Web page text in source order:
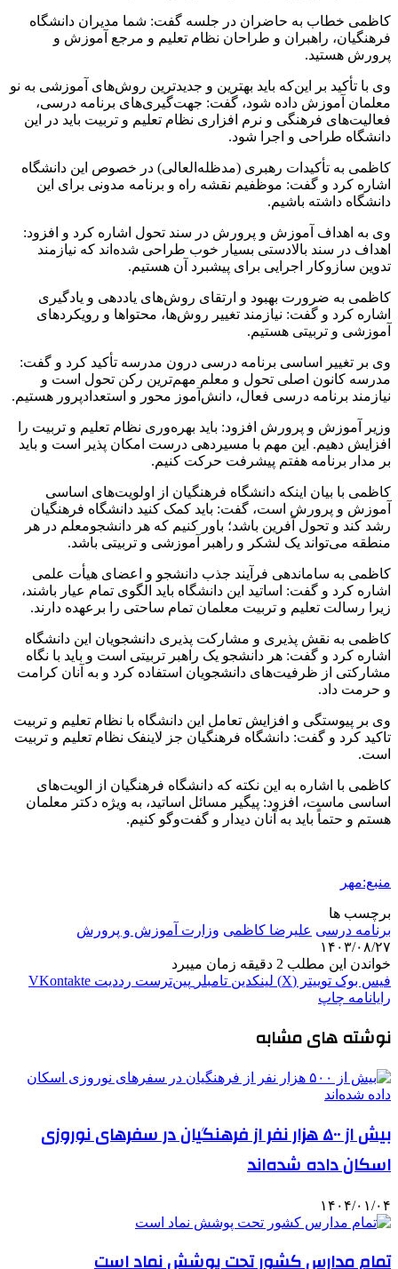
کاظمی خطاب به حاضران در جلسه گفت: شما مدیران دانشگاه
فرهنگیان، راهبران و طراحان نظام تعلیم و مرجع آموزش و
پرورش هستید.
وی با تأکید بر این‌که باید بهترین و جدیدترین روش‌های آموزشی به نو
معلمان آموزش داده شود، گفت: جهت‌گیری‌های برنامه درسی،
فعالیت‌های فرهنگی و نرم افزاری نظام تعلیم و تربیت باید در این
دانشگاه طراحی و اجرا شود.
کاظمی به تأکیدات رهبری (مدظله‌العالی) در خصوص این دانشگاه
اشاره کرد و گفت: موظفیم نقشه راه و برنامه مدونی برای این
دانشگاه داشته باشیم.
وی به اهداف آموزش و پرورش در سند تحول اشاره کرد و افزود:
اهداف در سند بالادستی بسیار خوب طراحی شده‌اند که نیازمند
تدوین سازوکار اجرایی برای پیشبرد آن هستیم.
کاظمی به ضرورت بهبود و ارتقای روش‌های یاددهی و یادگیری
اشاره کرد و گفت: نیازمند تغییر روش‌ها، محتواها و رویکردهای
آموزشی و تربیتی هستیم.
وی بر تغییر اساسی برنامه درسی درون مدرسه تأکید کرد و گفت:
مدرسه کانون اصلی تحول و معلم مهم‌ترین رکن تحول است و
نیازمند برنامه درسی فعال، دانش‌آموز محور و استعدادپرور هستیم.
وزیر آموزش و پرورش افزود: باید بهره‌وری نظام تعلیم و تربیت را
افزایش دهیم. این مهم با مسیردهی درست امکان پذیر است و باید
بر مدار برنامه هفتم پیشرفت حرکت کنیم.
کاظمی با بیان اینکه دانشگاه فرهنگیان از اولویت‌های اساسی
آموزش و پرورش است، گفت: باید کمک کنید دانشگاه فرهنگیان
رشد کند و تحول آفرین باشد؛ باور کنیم که هر دانشجومعلم در هر
منطقه می‌تواند یک لشکر و راهبر آموزشی و تربیتی باشد.
کاظمی به ساماندهی فرآیند جذب دانشجو و اعضای هیأت علمی
اشاره کرد و گفت: اساتید این دانشگاه باید الگوی تمام عیار باشند،
زیرا رسالت تعلیم و تربیت معلمان تمام ساحتی را برعهده دارند.
کاظمی به نقش پذیری و مشارکت پذیری دانشجویان این دانشگاه
اشاره کرد و گفت: هر دانشجو یک راهبر تربیتی است و باید با نگاه
مشارکتی از ظرفیت‌های دانشجویان استفاده کرد و به آنان کرامت
و حرمت داد.
وی بر پیوستگی و افزایش تعامل این دانشگاه با نظام تعلیم و تربیت
تاکید کرد و گفت: دانشگاه فرهنگیان جز لاینفک نظام تعلیم و تربیت
است.
کاظمی با اشاره به این نکته که دانشگاه فرهنگیان از الویت‌های
اساسی ماست، افزود: پیگیر مسائل اساتید، به ویژه دکتر معلمان
هستم و حتماً باید به آنان دیدار و گفت‌وگو کنیم.
منبع:مهر
برچسب ها
برنامه درسی علیرضا کاظمی وزارت آموزش و پرورش
۱۴۰۳/۰۸/۲۷
خواندن این مطلب 2 دقیقه زمان میبرد
فیس بوک توییتر (X) لینکدین ‫تامبلر ‫پین‌ترست ‫رددیت ‫VKontakte
رایانامه چاپ
نوشته های مشابه
بیش از ۵۰۰ هزار نفر از فرهنگیان در سفرهای نوروزی
اسکان داده شده‌اند
۱۴۰۴/۰۱/۰۴
تمام مدارس کشور تحت پوشش نماد است